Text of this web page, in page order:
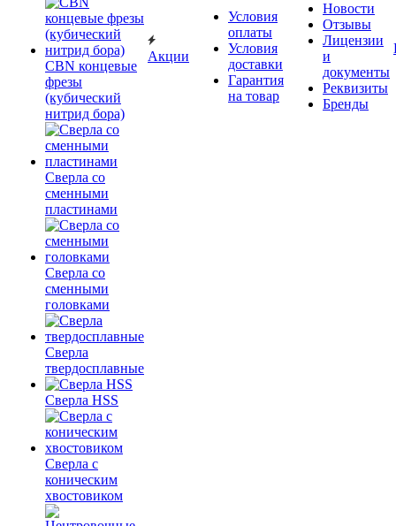
CBN концевые
фрезы
(кубический
нитрид бора)
Сверла со
сменными
пластинами
Сверла со
сменными
головками
Сверла
твердосплавные
Сверла HSS
Сверла с
коническим
хвостовиком
Акции
Условия
оплаты
Условия
доставки
Гарантия
на товар
Новости
Отзывы
Лицензии
и
документы
Реквизиты
Бренды